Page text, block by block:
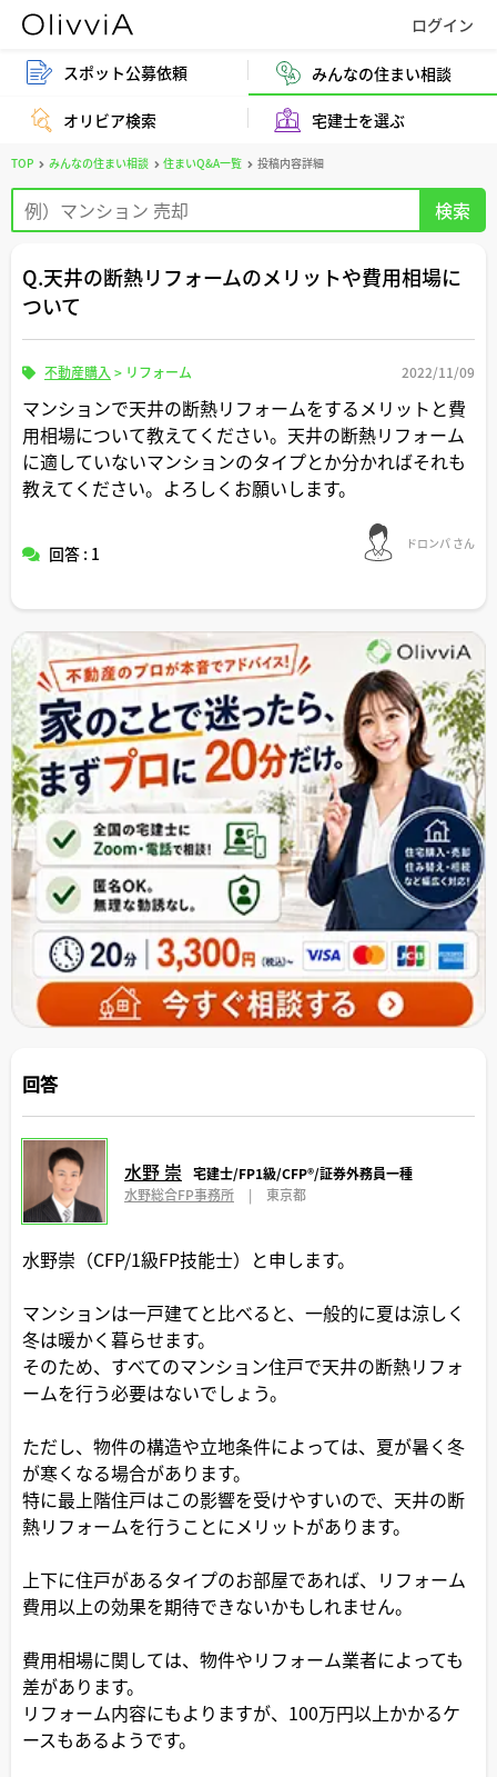
スポット公募依頼 みんなの住まい相談
オリビア検索 宅建士を選ぶ
TOP みんなの住まい相談 住まいQ&A一覧 投稿内容詳細
Q.天井の断熱リフォームのメリットや費用相場に
ついて
不動産購入 > リフォーム 2022/11/09
マンションで天井の断熱リフォームをするメリットと費
用相場について教えてください。天井の断熱リフォーム
に適していないマンションのタイプとか分かればそれも
教えてください。よろしくお願いします。
回答 : 1 ドロンパ さん
回答
水野 崇
宅建士/FP1級/CFP®️/証券外務員一種
水野総合FP事務所
| 東京都
水野崇（CFP/1級FP技能士）と申します。
マンションは一戸建てと比べると、一般的に夏は涼しく
冬は暖かく暮らせます。
そのため、すべてのマンション住戸で天井の断熱リフォ
ームを行う必要はないでしょう。
ただし、物件の構造や立地条件によっては、夏が暑く冬
が寒くなる場合があります。
特に最上階住戸はこの影響を受けやすいので、天井の断
熱リフォームを行うことにメリットがあります。
上下に住戸があるタイプのお部屋であれば、リフォーム
費用以上の効果を期待できないかもしれません。
費用相場に関しては、物件やリフォーム業者によっても
差があります。
リフォーム内容にもよりますが、100万円以上かかるケ
ースもあるようです。